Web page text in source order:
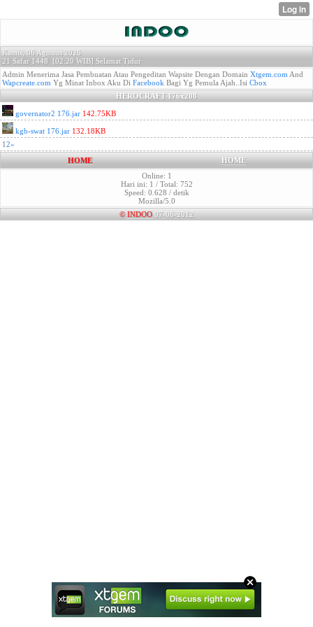
Kamis, 06 Agustus 2026
21 Safar 1448 [02:20 WIB] Selamat Tidur
Admin Menerima Jasa Pembuatan Atau Pengeditan Wapsite Dengan Domain Xtgem.com And
Wapcreate.com Yg Minat Inbox Aku Di Facebook Bagi Yg Pemula Ajah..Isi Cbox
HEROCRAFT 176x208
governator2 176.jar 142.75KB
kgb-swat 176.jar 132.18KB
12»
HOME
HOME
Online: 1
Hari ini: 1 / Total: 752
Speed: 0.628 / detik
Mozilla/5.0
© INDOO 07-06-2012